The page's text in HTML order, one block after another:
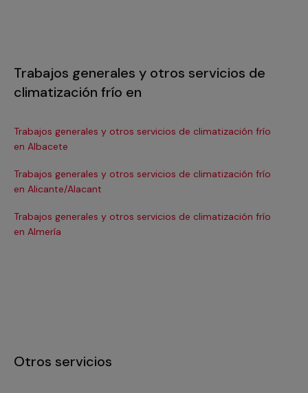
Trabajos generales y otros servicios de
climatización frío en
Trabajos generales y otros servicios de climatización frío
en Albacete
Trabajos generales y otros servicios de climatización frío
en Alicante/Alacant
Trabajos generales y otros servicios de climatización frío
en Almería
Otros servicios